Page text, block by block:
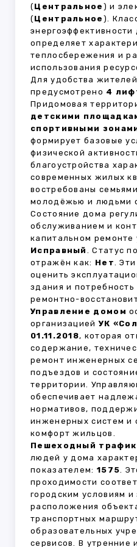
(Центральное ) и
(Центральное ).
определяет
теплосбережения и
использования
Для удобства
предусмотрено 4
Придомовая
детскими
спортивными
формирует базовые
физической
благоустройства
современных жилых
востребованы
молодёжью и людьми
Состояние дома
обслуживанием и
капитальном ремонте
Исправный . Статус
отражён как: Нет.
оценить
здания и
ремонтно-
Управление домом
организациейУК
01.11.2018, которая
содержание,
ремонт инженерных
подъездов и
территории.
обеспечивает
нормативов,
инженерных систем и
комфорт жильцов.
Пешеходный трафик
людей у дома
показателем: 1575.
проходимости
городским условиям и
расположения
транспортных
образовательных
сервисов. В утренние